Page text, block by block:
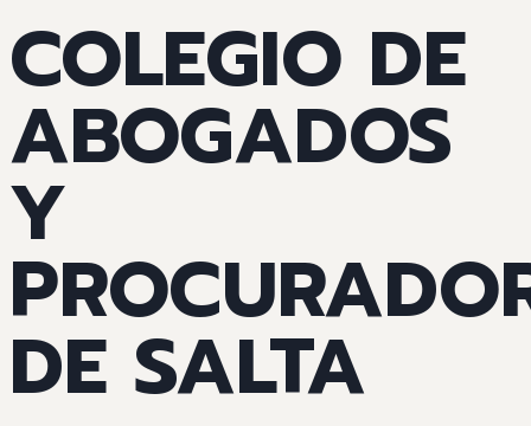
COLEGIO DE
ABOGADOS
Y
DE SALTA